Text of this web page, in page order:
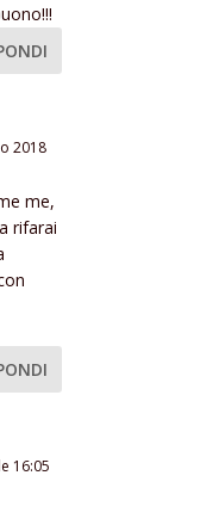
2018
me,
rifarai
16:05